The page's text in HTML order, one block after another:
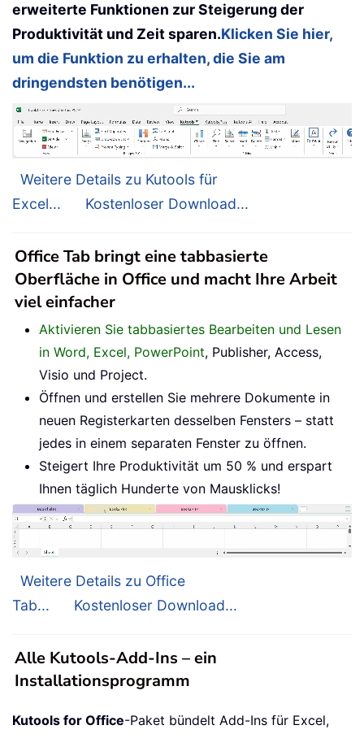
erweiterte Funktionen zur Steigerung der
Produktivität und Zeit sparen.Klicken Sie hier,
um die Funktion zu erhalten, die Sie am
dringendsten benötigen...
Weitere Details zu Kutools für
Excel...
Kostenloser Download...
Office Tab bringt eine tabbasierte
Oberfläche in Office und macht Ihre Arbeit
viel einfacher
Aktivieren Sie tabbasiertes Bearbeiten und Lesen
in Word, Excel, PowerPoint, Publisher, Access,
Visio und Project.
Öffnen und erstellen Sie mehrere Dokumente in
neuen Registerkarten desselben Fensters – statt
jedes in einem separaten Fenster zu öffnen.
Steigert Ihre Produktivität um 50 % und erspart
Ihnen täglich Hunderte von Mausklicks!
Weitere Details zu Office
Tab...
Kostenloser Download...
Alle Kutools-Add-Ins – ein
Installationsprogramm
Kutools for Office-Paket bündelt Add-Ins für Excel,